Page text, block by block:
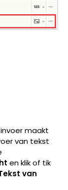
maakt
van tekst
en klik of tik
van